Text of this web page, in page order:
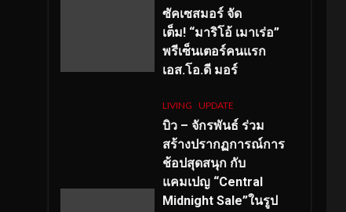
ซัคเซสมอร์ จัด
เต็ม! “มาริโอ้ เมาเร่อ”
พรีเซ็นเตอร์คนแรก
เอส.โอ.ดี มอร์
LIVING UPDATE
บิว – จักรพันธ์ ร่วม
สร้างปรากฏการณ์การ
ช้อปสุดสนุก กับ
แคมเปญ “Central
Midnight Sale”ในรูป